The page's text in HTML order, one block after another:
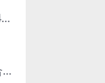
高中外研版英语必修1~4+考试技巧78讲全套视频
2000T热门资源汇总集合展示